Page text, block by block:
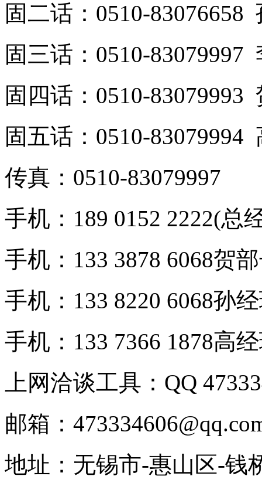
固二话：0510-83076658
固三话：0510-83079997
固四话：0510-83079993
固五话：0510-83079994
传真：0510-83079997
手机：189 0152 2222(总
手机：133 3878 6068贺
手机：133 8220 6068孙
手机：133 7366 1878高
上网洽谈工具：QQ
邮箱：
地址：无锡市-惠山区-钱